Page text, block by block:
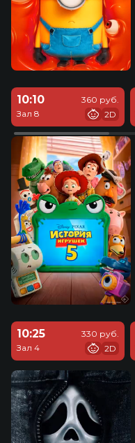
10:10
Зал 8
360 руб.
2D
10:25
Зал 4
330 руб.
2D